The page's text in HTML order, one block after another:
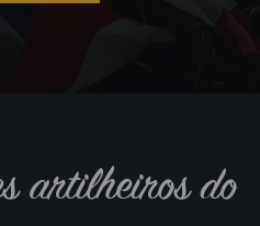
artilheiros do